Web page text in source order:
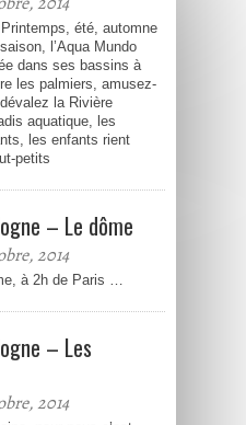
été, automne
l’Aqua Mundo
dans ses bassins à
les palmiers, amusez-
la Rivière
aquatique, les
les enfants rient
petits
– Le dôme
2014
à 2h de Paris …
– Les
2014